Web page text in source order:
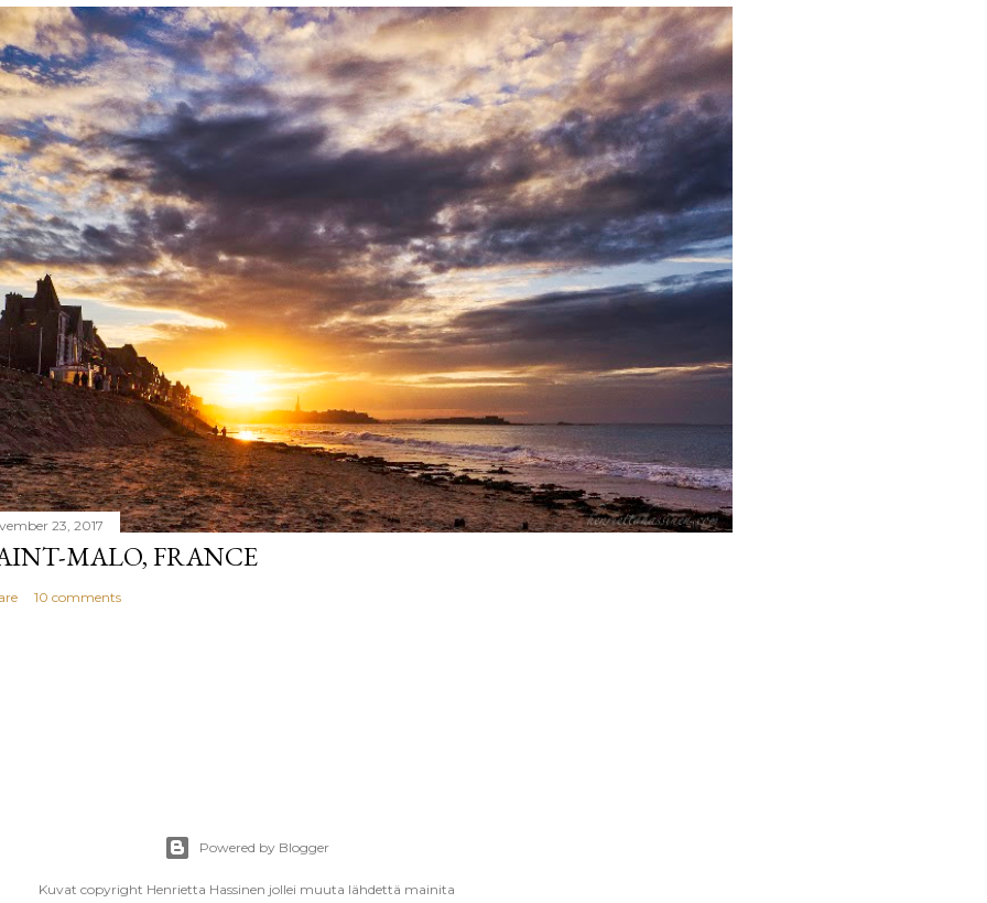
23, 2017
MALO, FRANCE
10 comments
Powered by Blogger
Kuvat copyright Henrietta Hassinen jollei muuta lähdettä mainita